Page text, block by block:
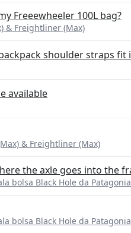
Freeewheeler 100L bag?
& Freightliner (Max)
shoulder straps fit
available
& Freightliner (Max)
the axle goes into the
bolsa Black Hole da Patagonia
bolsa Black Hole da Patagonia